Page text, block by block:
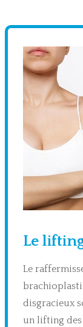
Le
Le
disgracieux
un lifting des